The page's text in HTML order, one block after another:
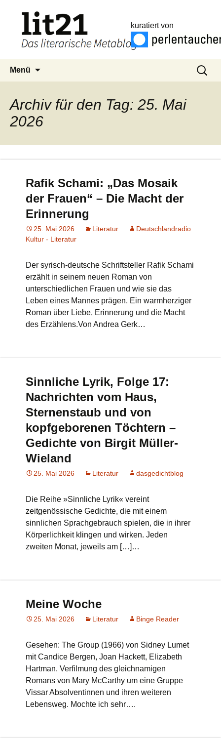
kuratiert von
Menü
Suchen
nach:
Archiv für den Tag: 25. Mai
2026
Rafik Schami: „Das Mosaik
der Frauen“ – Die Macht der
Erinnerung
25. Mai 2026 Literatur
Deutschlandradio
Kultur - Literatur
Der syrisch-deutsche Schriftsteller Rafik Schami
erzählt in seinem neuen Roman von
unterschiedlichen Frauen und wie sie das
Leben eines Mannes prägen. Ein warmherziger
Roman über Liebe, Erinnerung und die Macht
des Erzählens.Von Andrea Gerk…
Sinnliche Lyrik, Folge 17:
Nachrichten vom Haus,
Sternenstaub und von
kopfgeborenen Töchtern –
Gedichte von Birgit Müller-
Wieland
25. Mai 2026 Literatur dasgedichtblog
Die Reihe »Sinnliche Lyrik« vereint
zeitgenössische Gedichte, die mit einem
sinnlichen Sprachgebrauch spielen, die in ihrer
Körperlichkeit klingen und wirken. Jeden
zweiten Monat, jeweils am […]…
Meine Woche
25. Mai 2026 Literatur Binge Reader
Gesehen: The Group (1966) von Sidney Lumet
mit Candice Bergen, Joan Hackett, Elizabeth
Hartman. Verfilmung des gleichnamigen
Romans von Mary McCarthy um eine Gruppe
Vissar Absolventinnen und ihren weiteren
Lebensweg. Mochte ich sehr….